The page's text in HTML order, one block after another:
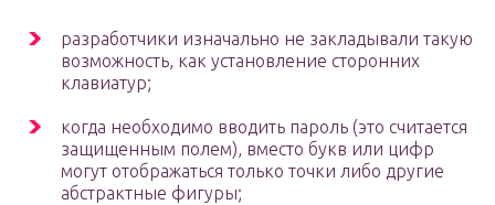
разработчики изначально не закладывали такую
возможность, как установление сторонних
клавиатур;
когда необходимо вводить пароль (это считается
защищенным полем), вместо букв или цифр
могут отображаться только точки либо другие
абстрактные фигуры;